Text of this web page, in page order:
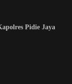
Pidie Jaya